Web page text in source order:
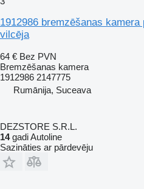
1912986 bremzēšanas
vilcēja
64 € Bez PVN
Bremzēšanas kamera
1912986 2147775
Rumānija, Suceava
DEZSTORE S.R.L.
14gadi Autoline
Sazināties ar pārdevēju